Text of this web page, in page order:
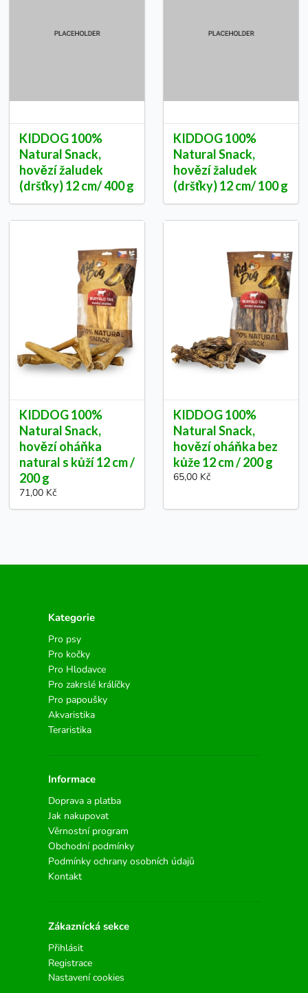
KIDDOG 100%
Natural Snack,
hovězí žaludek
(dršťky) 12 cm/ 400 g
KIDDOG 100%
Natural Snack,
hovězí žaludek
(dršťky) 12 cm/ 100 g
KIDDOG 100%
Natural Snack,
hovězí oháňka
natural s kůží 12 cm /
200 g
71,00 Kč
KIDDOG 100%
Natural Snack,
hovězí oháňka bez
kůže 12 cm / 200 g
65,00 Kč
Kategorie
Pro psy
Pro kočky
Pro Hlodavce
Pro zakrslé králíčky
Pro papoušky
Akvaristika
Teraristika
Informace
Doprava a platba
Jak nakupovat
Věrnostní program
Obchodní podmínky
Podmínky ochrany osobních údajů
Kontakt
Zákaznícká sekce
Přihlásit
Registrace
Nastavení cookies